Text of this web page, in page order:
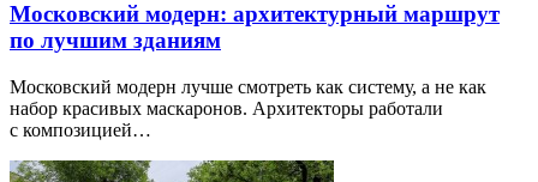
Московский модерн: архитектурный маршрут
по лучшим зданиям
Московский модерн лучше смотреть как систему, а не как
набор красивых маскаронов. Архитекторы работали
с композицией…